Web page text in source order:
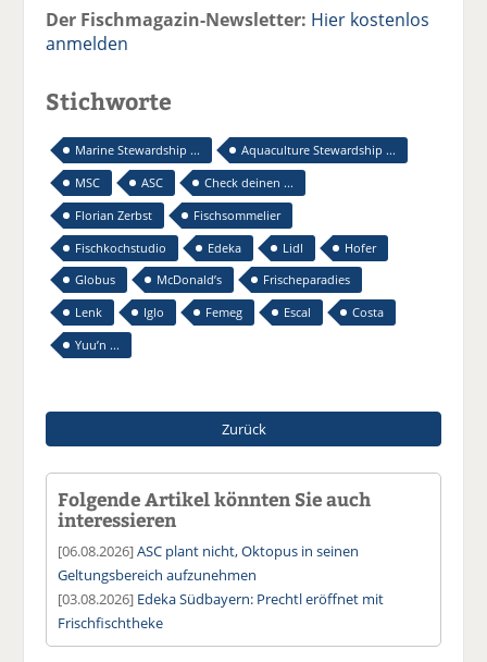
Der Fischmagazin-Newsletter: Hier kostenlos
anmelden
Stichworte
Marine Stewardship ...
Aquaculture Stewardship ...
MSC
ASC
Check deinen ...
Florian Zerbst
Fischsommelier
Fischkochstudio
Edeka Lidl
Hofer
Globus
McDonald’s
Frischeparadies
Lenk
Iglo Femeg Escal
Costa
Yuu’n ...
Zurück
Folgende Artikel könnten Sie auch
interessieren
[06.08.2026]ASC plant nicht, Oktopus in seinen
Geltungsbereich aufzunehmen
[03.08.2026] Edeka Südbayern: Prechtl eröffnet mit
Frischfischtheke